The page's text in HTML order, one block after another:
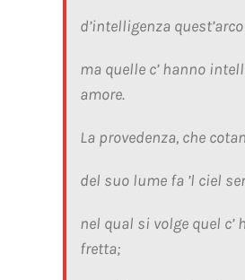
d’intelligenza
ma quelle c’ hanno
amore.
La provedenza, che
del suo lume fa ’l ciel
nel qual si volge quel c’
fretta;